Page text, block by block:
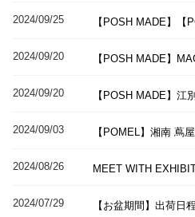
2024/09/25 【POSH MADE】【
2024/09/20 【POSH MADE】
2024/09/20 【POSH MADE】
2024/09/03 【POMEL】湘南 蔦
2024/08/26 MEET WITH
2024/07/29 【お盆期間】出荷日